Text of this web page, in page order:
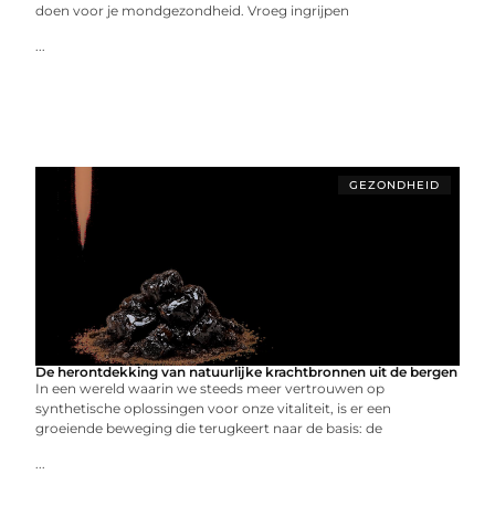
doen voor je mondgezondheid. Vroeg ingrijpen
...
GEZONDHEID
De herontdekking van natuurlijke krachtbronnen uit de bergen
In een wereld waarin we steeds meer vertrouwen op
synthetische oplossingen voor onze vitaliteit, is er een
groeiende beweging die terugkeert naar de basis: de
...